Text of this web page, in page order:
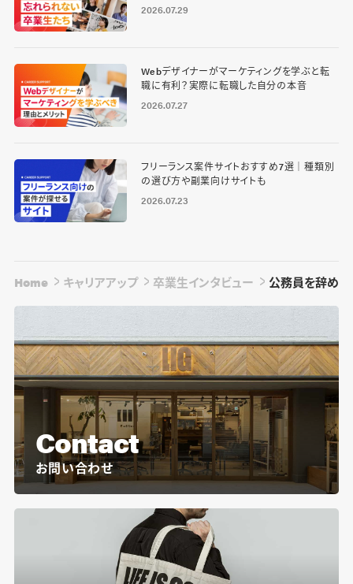
2026.07.29
Webデザイナーがマーケティングを学ぶと転
職に有利？実際に転職した自分の本音
2026.07.27
フリーランス案件サイトおすすめ7選｜種類別
の選び方や副業向けサイトも
2026.07.23
Home キャリアアップ 卒業生インタビュー 公務員を辞め
Contact
お問い合わせ